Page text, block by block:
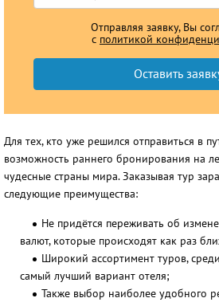
Отправляя заявку, Вы
с политикой
Для тех, кто уже решился отправиться в
возможность раннего бронирования на
чудесные страны мира. Заказывая тур
следующие преимущества:
Не придётся переживать об
валют, которые происходят как раз
Широкий ассортимент туров,
самый лучший вариант отеля;
Также выбор наиболее удобного